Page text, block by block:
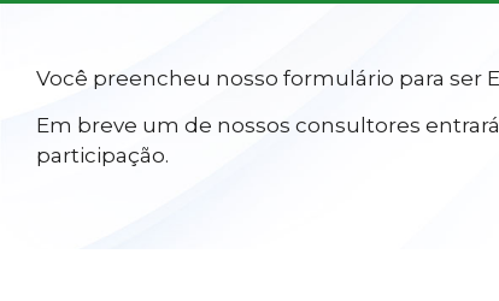
Você preencheu nosso formulário para ser
Em breve um de nossos consultores
participação.